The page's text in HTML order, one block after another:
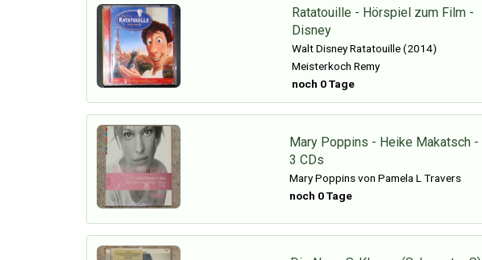
Ratatouille - Hörspiel zum Film -
Disney
Walt Disney Ratatouille (2014)
Meisterkoch Remy
noch 0 Tage
Mary Poppins - Heike Makatsch -
3 CDs
Mary Poppins von Pamela L Travers
noch 0 Tage